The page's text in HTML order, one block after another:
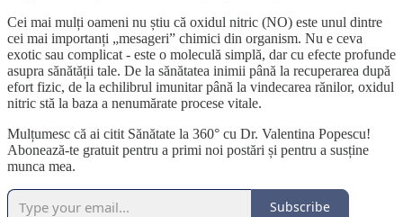
Cei mai mulți oameni nu știu că oxidul nitric (NO) este unul dintre
cei mai importanți „mesageri” chimici din organism. Nu e ceva
exotic sau complicat - este o moleculă simplă, dar cu efecte profunde
asupra sănătății tale. De la sănătatea inimii până la recuperarea după
efort fizic, de la echilibrul imunitar până la vindecarea rănilor, oxidul
nitric stă la baza a nenumărate procese vitale.
Mulțumesc că ai citit Sănătate la 360° cu Dr. Valentina Popescu!
Abonează-te gratuit pentru a primi noi postări și pentru a susține
munca mea.
Subscribe